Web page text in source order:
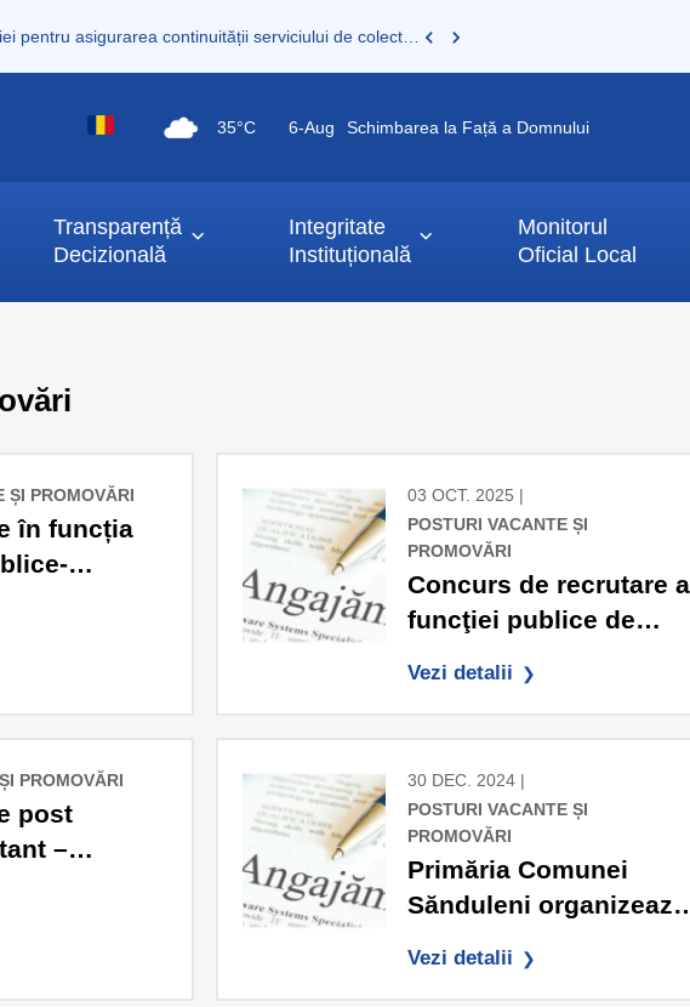
35°C 6-Aug Schimbarea la Față a Domnului
Transparență
Decizională
Integritate
Instituțională
Monitorul
Oficial Local
ȘI PROMOVĂRI
în funcția
03 OCT. 2025 |
POSTURI VACANTE ȘI
PROMOVĂRI
Concurs de recrutare a
funcţiei publice de
clasa I, grad
”Compartimentul
Agricol”
Vezi detalii
PROMOVĂRI
post
–
30 DEC. 2024 |
POSTURI VACANTE ȘI
PROMOVĂRI
Primăria Comunei
Sănduleni organizează
clasa I, grad debutant-
Vezi detalii